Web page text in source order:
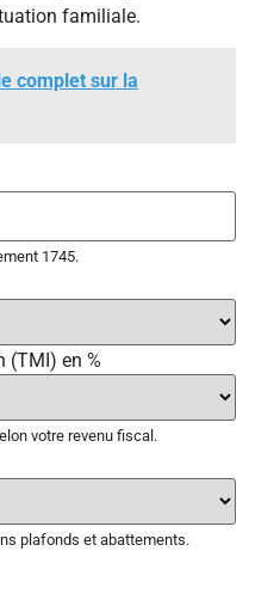
familiale.
complet sur la
1745.
(TMI) en %
votre revenu fiscal.
plafonds et abattements.